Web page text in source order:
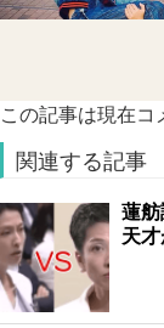
この記事は現在コ
関連する記事
蓮
天